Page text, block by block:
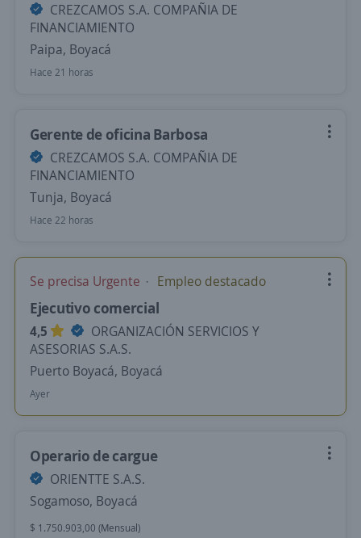
CREZCAMOS S.A. COMPAÑIA DE
FINANCIAMIENTO
Paipa, Boyacá
Hace 21 horas
Gerente de oficina Barbosa
CREZCAMOS S.A. COMPAÑIA DE
FINANCIAMIENTO
Tunja, Boyacá
Hace 22 horas
Se precisa Urgente Empleo destacado
Ejecutivo comercial
4,5
ORGANIZACIÓN SERVICIOS Y
ASESORIAS S.A.S.
Puerto Boyacá, Boyacá
Ayer
Operario de cargue
ORIENTTE S.A.S.
Sogamoso, Boyacá
$ 1.750.903,00 (Mensual)